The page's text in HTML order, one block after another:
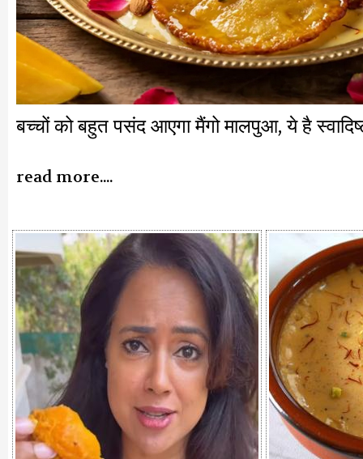
बच्चों को बहुत पसंद आएगा मैंगो मालपुआ, ये है
read more....